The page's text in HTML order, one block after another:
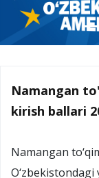
Namangan
kirish ballari
Namangan